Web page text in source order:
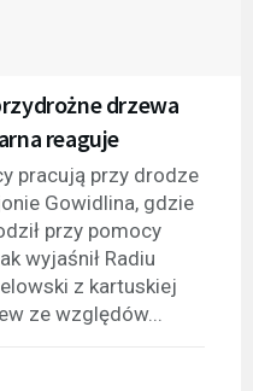
drzewa
reaguje
pracują przy drodze
Gowidlina, gdzie
przy pomocy
wyjaśnił Radiu
z kartuskiej
ze względów...